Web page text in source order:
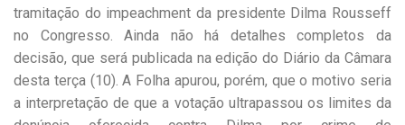
tramitação do impeachment da presidente Dilma Rousseff
no Congresso. Ainda não há detalhes completos da
decisão, que será publicada na edição do Diário da Câmara
desta terça (10). A Folha apurou, porém, que o motivo seria
a interpretação de que a votação ultrapassou os limites da